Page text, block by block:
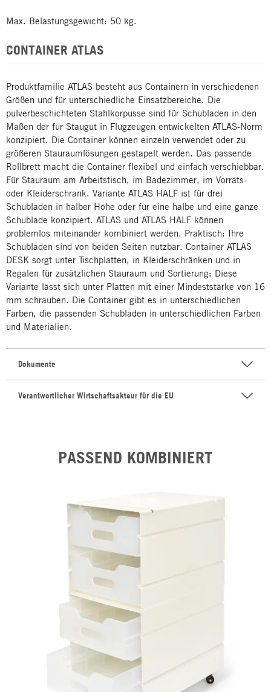
Max. Belastungsgewicht: 50 kg.
CONTAINER ATLAS
Produktfamilie ATLAS besteht aus Containern in verschiedenen
Größen und für unterschiedliche Einsatzbereiche. Die
pulverbeschichteten Stahlkorpusse sind für Schubladen in den
Maßen der für Staugut in Flugzeugen entwickelten ATLAS-Norm
konzipiert. Die Container können einzeln verwendet oder zu
größeren Stauraumlösungen gestapelt werden. Das passende
Rollbrett macht die Container flexibel und einfach verschiebbar.
Für Stauraum am Arbeitstisch, im Badezimmer, im Vorrats-
oder Kleiderschrank. Variante ATLAS HALF ist für drei
Schubladen in halber Höhe oder für eine halbe und eine ganze
Schublade konzipiert. ATLAS und ATLAS HALF können
problemlos miteinander kombiniert werden. Praktisch: Ihre
Schubladen sind von beiden Seiten nutzbar. Container ATLAS
DESK sorgt unter Tischplatten, in Kleiderschränken und in
Regalen für zusätzlichen Stauraum und Sortierung: Diese
Variante lässt sich unter Platten mit einer Mindeststärke von 16
mm schrauben. Die Container gibt es in unterschiedlichen
Farben, die passenden Schubladen in unterschiedlichen Farben
und Materialien.
Dokumente
Verantwortlicher Wirtschaftsakteur für die EU
PASSEND KOMBINIERT